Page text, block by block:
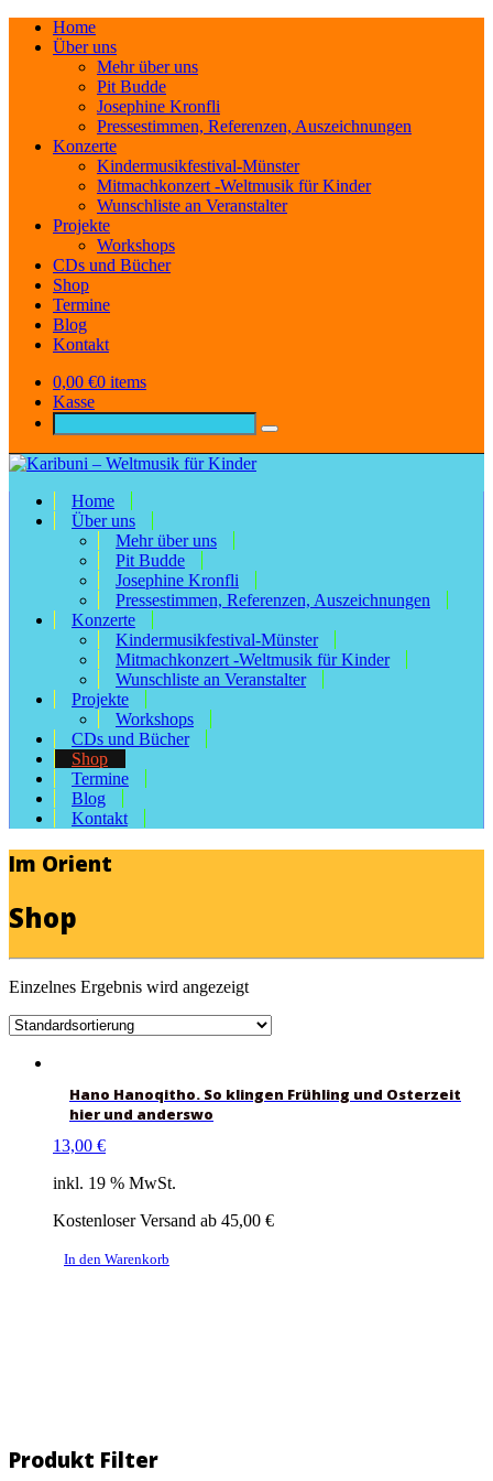
Home
Über uns
Mehr über uns
Pit Budde
Josephine Kronfli
Pressestimmen, Referenzen, Auszeichnungen
Konzerte
Kindermusikfestival-Münster
Mitmachkonzert -Weltmusik für Kinder
Wunschliste an Veranstalter
Projekte
Workshops
CDs und Bücher
Shop
Termine
Blog
Kontakt
0,00 €0 items
Kasse
Home
Über uns
Mehr über uns
Pit Budde
Josephine Kronfli
Pressestimmen, Referenzen, Auszeichnungen
Konzerte
Kindermusikfestival-Münster
Mitmachkonzert -Weltmusik für Kinder
Wunschliste an Veranstalter
Projekte
Workshops
CDs und Bücher
Shop
Termine
Blog
Kontakt
Im Orient
Shop
Einzelnes Ergebnis wird angezeigt
Hano Hanoqitho. So klingen Frühling und Osterzeit
hier und anderswo
13,00 €
inkl. 19 % MwSt.
Kostenloser Versand ab 45,00 €
In den Warenkorb
Produkt Filter